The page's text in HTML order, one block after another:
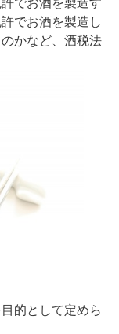
でお酒を製造す
でお酒を製造し
かなど、酒税法
的として定めら